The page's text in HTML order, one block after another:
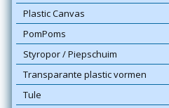
Plastic Canvas
PomPoms
Styropor / Piepschuim
Transparante plastic vormen
Tule